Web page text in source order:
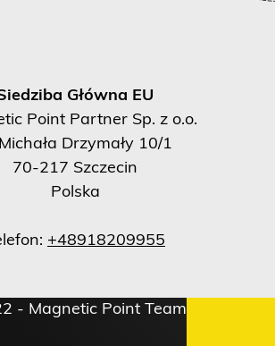
Główna EU
Point Partner Sp. z o.o.
Drzymały 10/1
70-217 Szczecin
Polska
+48918209955